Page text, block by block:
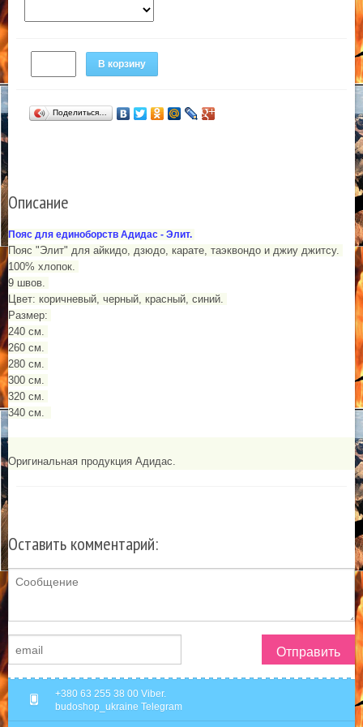
В корзину
Поделиться…
Описание
Пояс для единоборств Адидас - Элит.
Пояс "Элит" для айкидо, дзюдо, карате, таэквондо и джиу джитсу.
100% хлопок.
9 швов.
Цвет: коричневый, черный, красный, синий.
Размер:
240 см.
260 см.
280 см.
300 см.
320 см.
340 см.
Оригинальная продукция Адидас.
Оставить комментарий:
Отправить
+380 63 255 38 00 Viber.
budoshop_ukraine Telegram